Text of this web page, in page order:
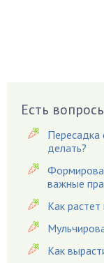
Вредители
Гардения
Гацания
Гвоздики
Георгины
Герань
Гиацинт
Гибискус
Есть
Пересадка
делать?
важные
Как
Как